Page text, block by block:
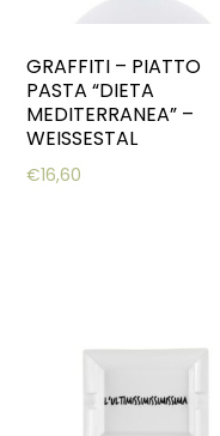
GRAFFITI – PIATTO
PASTA “DIETA
MEDITERRANEA” –
WEISSESTAL
€16,60